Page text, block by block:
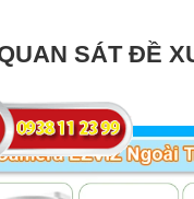
SÁT ĐỀ